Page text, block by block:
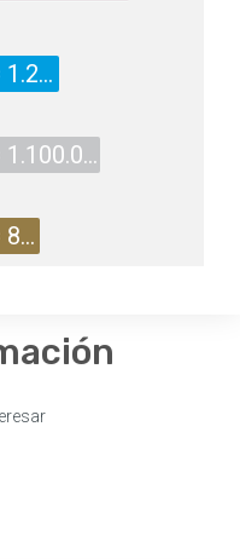
Año 2017= 1.201.208€
Año 2018= 1.100.025€
Año 2019= 800.556€